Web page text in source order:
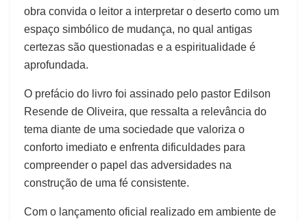
obra convida o leitor a interpretar o deserto como um
espaço simbólico de mudança, no qual antigas
certezas são questionadas e a espiritualidade é
aprofundada.
O prefácio do livro foi assinado pelo pastor Edilson
Resende de Oliveira, que ressalta a relevância do
tema diante de uma sociedade que valoriza o
conforto imediato e enfrenta dificuldades para
compreender o papel das adversidades na
construção de uma fé consistente.
Com o lançamento oficial realizado em ambiente de